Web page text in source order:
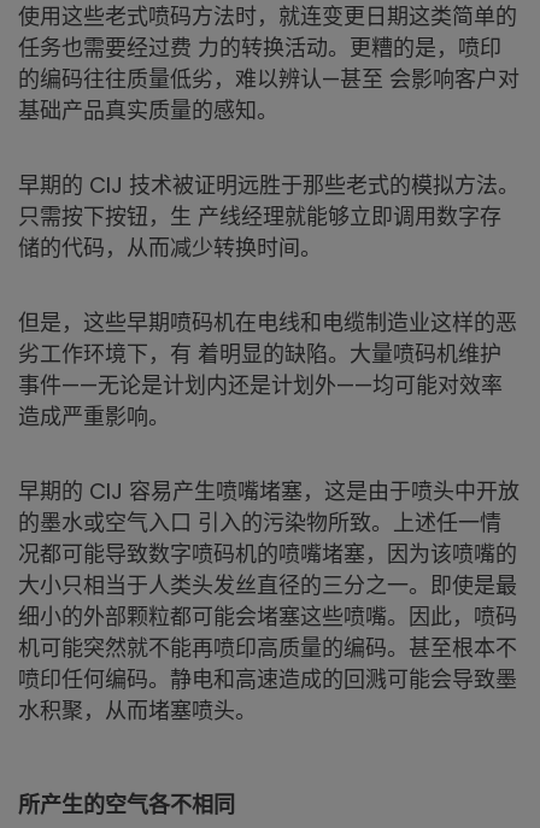
使用这些老式喷码方法时，就连变更日期这类简单的
任务也需要经过费 力的转换活动。更糟的是，喷印
的编码往往质量低劣，难以辨认—甚至 会影响客户对
基础产品真实质量的感知。
早期的 CIJ 技术被证明远胜于那些老式的模拟方法。
只需按下按钮，生 产线经理就能够立即调用数字存
储的代码，从而减少转换时间。
但是，这些早期喷码机在电线和电缆制造业这样的恶
劣工作环境下，有 着明显的缺陷。大量喷码机维护
事件——无论是计划内还是计划外——均可能对效率
造成严重影响。
早期的 CIJ 容易产生喷嘴堵塞，这是由于喷头中开放
的墨水或空气入口 引入的污染物所致。上述任一情
况都可能导致数字喷码机的喷嘴堵塞，因为该喷嘴的
大小只相当于人类头发丝直径的三分之一。即使是最
细小的外部颗粒都可能会堵塞这些喷嘴。因此，喷码
机可能突然就不能再喷印高质量的编码。甚至根本不
喷印任何编码。静电和高速造成的回溅可能会导致墨
水积聚，从而堵塞喷头。
所产生的空气各不相同